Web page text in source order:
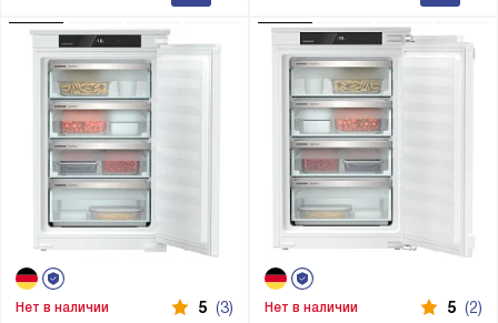
Нет в наличии 5 (3) Нет в наличии 5 (2)